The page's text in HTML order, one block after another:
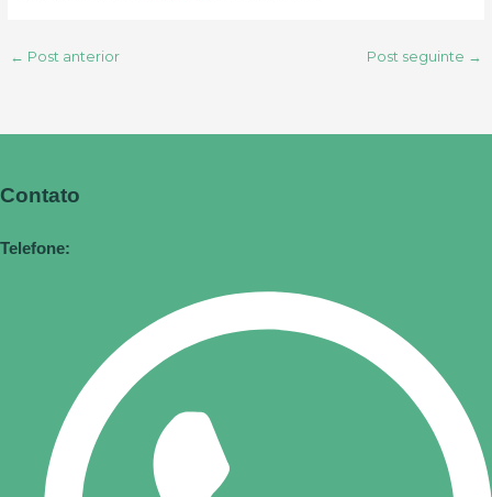
← Post anterior Post seguinte →
Contato
Telefone: